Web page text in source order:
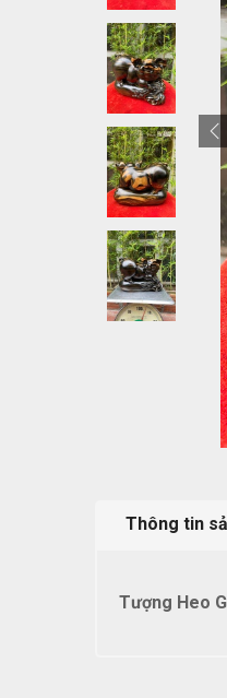
Thông tin
Tượng Heo